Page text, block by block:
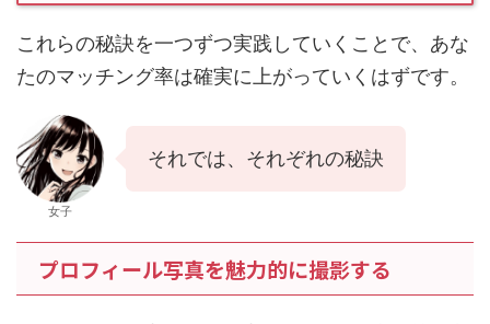
これらの秘訣を一つずつ実践していくことで、あな
たのマッチング率は確実に上がっていくはずです。
女子
それでは、それぞれの秘訣につい
プロフィール写真を魅力的に撮影する